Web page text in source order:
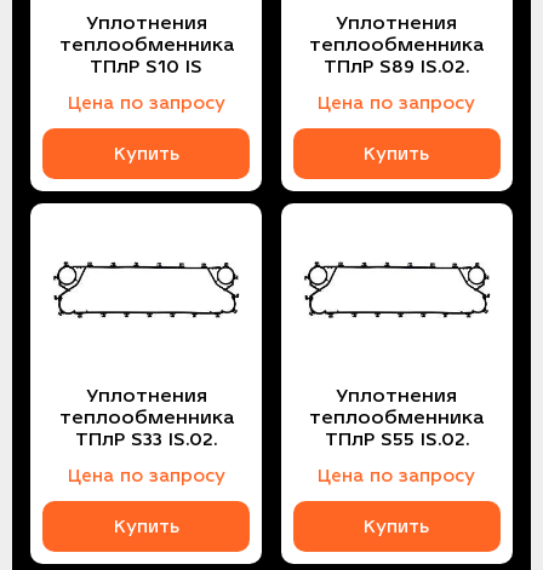
Уплотнения
теплообменника
ТПлР S10 IS
Цена по запросу
Купить
Уплотнения
теплообменника
ТПлР S89 IS.02.
Цена по запросу
Купить
Уплотнения
теплообменника
ТПлР S33 IS.02.
Цена по запросу
Купить
Уплотнения
теплообменника
ТПлР S55 IS.02.
Цена по запросу
Купить